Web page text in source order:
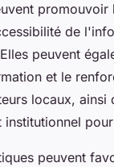
promouvoir
de
peuvent
et le
locaux, ainsi
institutionnel
peuvent